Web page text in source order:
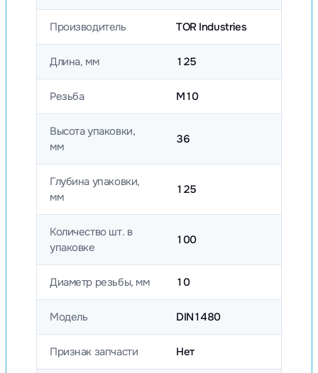
Производитель TOR Industries
Длина, мм 125
Резьба М10
Высота упаковки,
мм
36
Глубина упаковки,
мм
125
Количество шт. в
упаковке
100
Диаметр резьбы, мм 10
Модель DIN1480
Признак запчасти Нет